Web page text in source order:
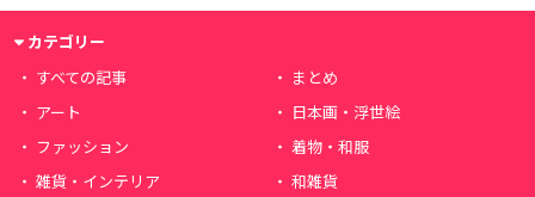
カテゴリー
すべての記事
まとめ
アート
日本画・浮世絵
ファッション
着物・和服
雑貨・インテリア
和雑貨